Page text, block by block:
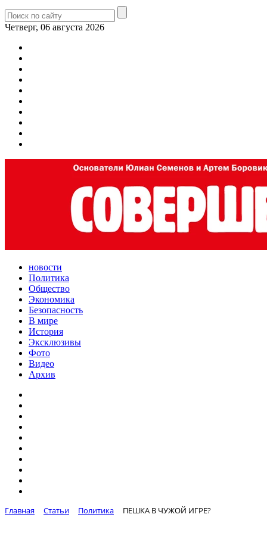
Четверг, 06 августа 2026
новости
Политика
Общество
Экономика
Безопасность
В мире
История
Эксклюзивы
Фото
Видео
Архив
Главная Статьи Политика ПЕШКА В ЧУЖОЙ ИГРЕ?